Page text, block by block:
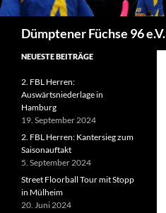
Dümptener Füchse 96 e.V.
NEUESTE BEITRÄGE
2. FBL Herren:
Auswärtsniederlage in
Hamburg
19. September 2024
2. FBL Herren: Kantersieg zum
Saisonauftakt
5. September 2024
Street Floorball Tour mit Stopp
in Mülheim
20. Juni 2024